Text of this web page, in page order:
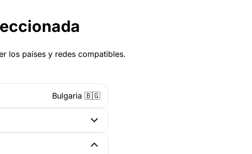
los países y redes compatibles.
Bulgaria 🇧🇬